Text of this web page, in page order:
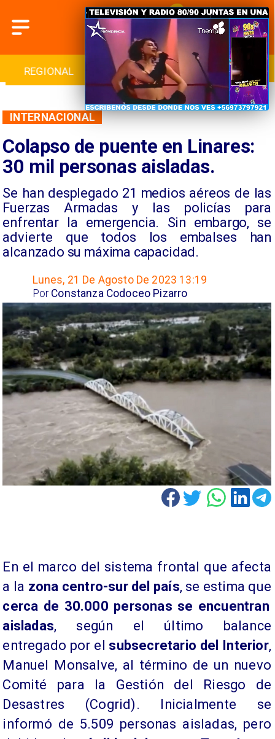
INTERNACIONAL DEPORTES CULTURA
Colapso de puente en Linares:
30 mil personas aisladas.
Se han desplegado 21 medios aéreos de las
Fuerzas Armadas y las policías para
enfrentar la emergencia. Sin embargo, se
advierte que todos los embalses han
alcanzado su máxima capacidad.
INTERNACIONAL
Lunes, 21 De Agosto De 2023 13:19
Constanza Codoceo Pizarro
Por
En el marco del sistema frontal que afecta
a la zona centro-sur del país, se estima que
cerca de 30.000 personas se encuentran
aisladas, según el último balance
entregado por el subsecretario del Interior,
Manuel Monsalve, al término de un nuevo
Comité para la Gestión del Riesgo de
Desastres (Cogrid). Inicialmente se
informó de 5.509 personas aisladas, pero